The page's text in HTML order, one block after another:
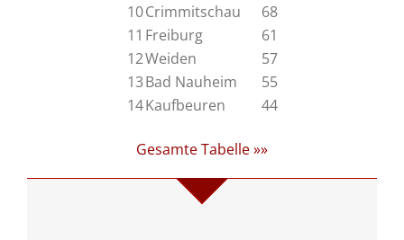
10Crimmitschau
68
11 Freiburg
61
12Weiden
57
13Bad Nauheim
55
14Kaufbeuren 44
Gesamte Tabelle »»